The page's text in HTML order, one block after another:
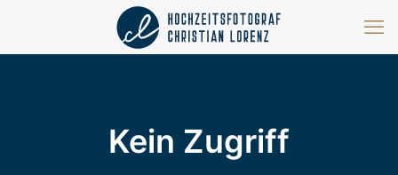
Kein Zugriff